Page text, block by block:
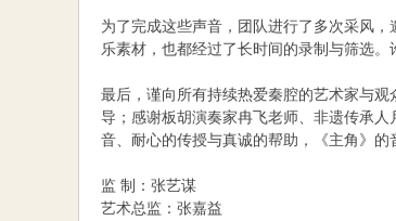
为了完成这些声音，团队进行了多次采风
乐素材，也都经过了长时间的录制与筛选
最后，谨向所有持续热爱秦腔的艺术家与
导；感谢板胡演奏家冉飞老师、非遗传承
音、耐心的传授与真诚的帮助，《主角》的
监 制：张艺谋
艺术总监：张嘉益